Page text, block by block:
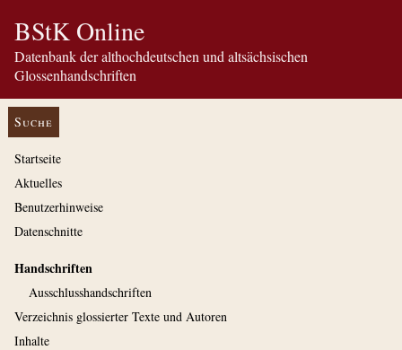
BStK Online
Datenbank der althochdeutschen und altsächsischen
Glossenhandschriften
Suche
Startseite
Aktuelles
Benutzerhinweise
Datenschnitte
Handschriften
Ausschluss­handschriften
Verzeichnis glossierter Texte und Autoren
Inhalte